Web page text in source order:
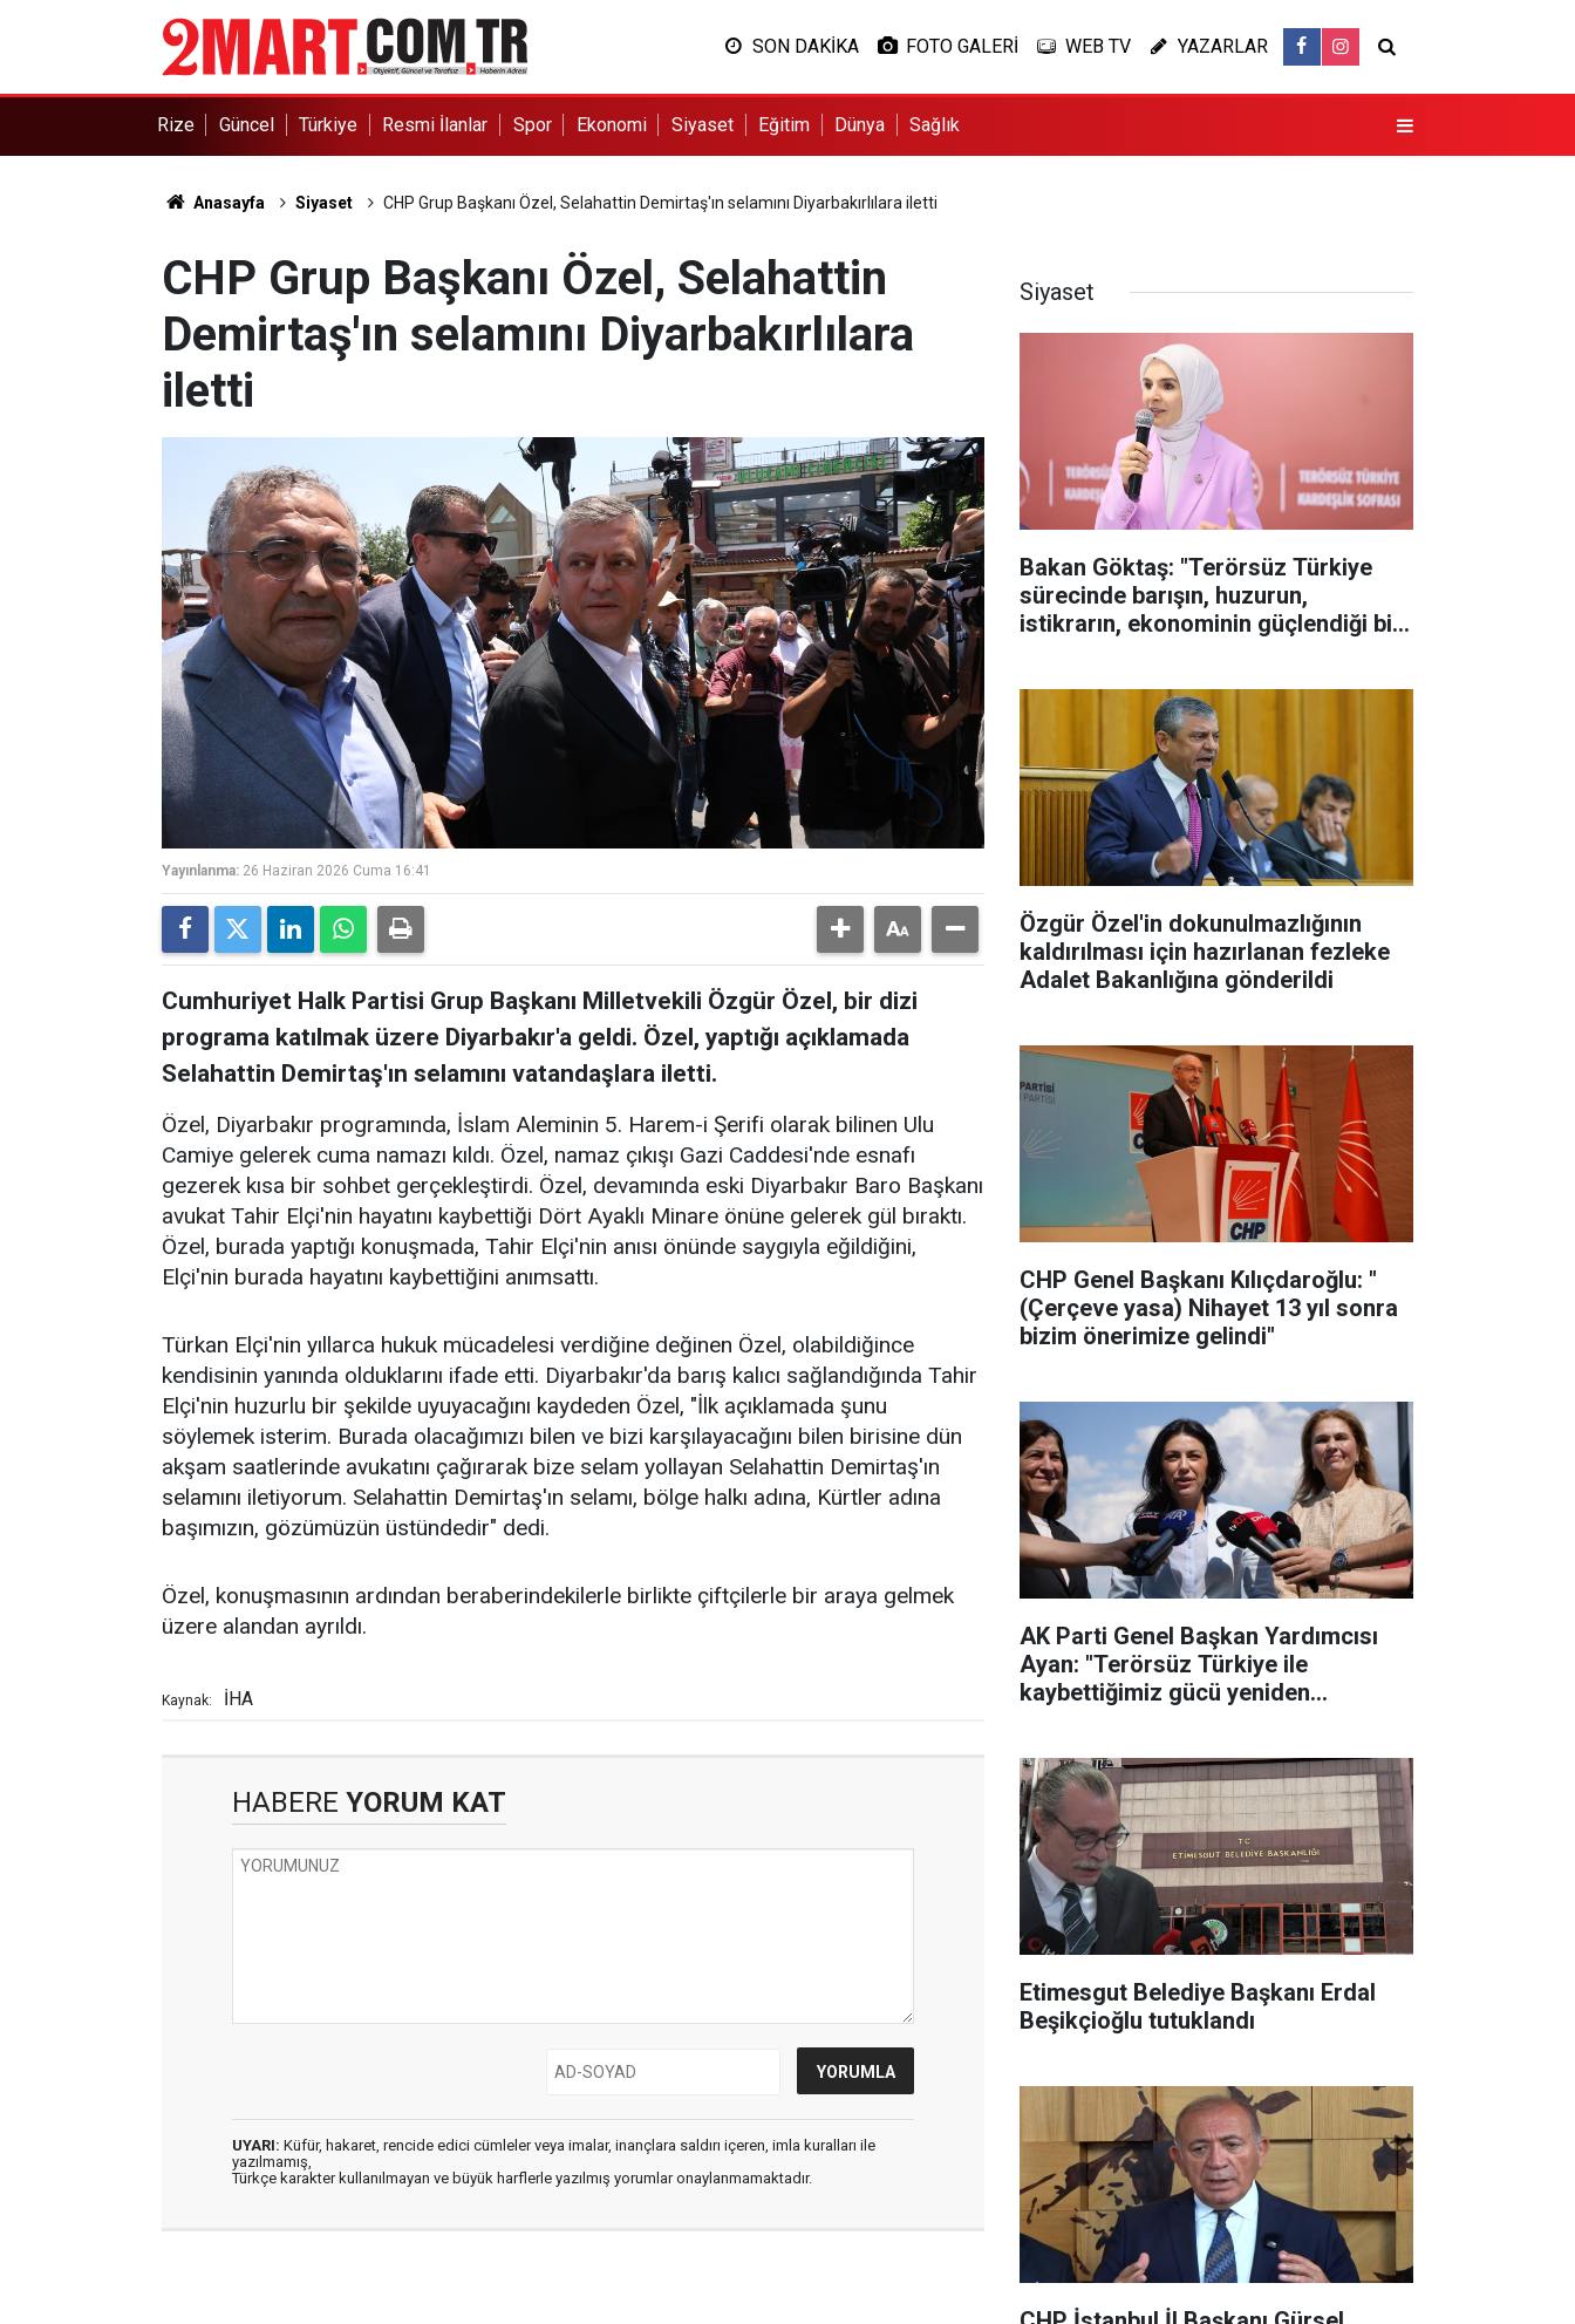
SON DAKİKA FOTO GALERİ WEB TV YAZARLAR
Rize Güncel Türkiye Resmi İlanlar Spor Ekonomi Siyaset Eğitim Dünya Sağlık
Anasayfa Siyaset CHP Grup Başkanı Özel, Selahattin Demirtaş'ın selamını Diyarbakırlılara iletti
CHP Grup Başkanı Özel, Selahattin
Demirtaş'ın selamını Diyarbakırlılara
iletti
Yayınlanma: 26 Haziran 2026 Cuma 16:41
Cumhuriyet Halk Partisi Grup Başkanı Milletvekili Özgür Özel, bir dizi
programa katılmak üzere Diyarbakır'a geldi. Özel, yaptığı açıklamada
Selahattin Demirtaş'ın selamını vatandaşlara iletti.
Özel, Diyarbakır programında, İslam Aleminin 5. Harem-i Şerifi olarak bilinen Ulu
Camiye gelerek cuma namazı kıldı. Özel, namaz çıkışı Gazi Caddesi'nde esnafı
gezerek kısa bir sohbet gerçekleştirdi. Özel, devamında eski Diyarbakır Baro Başkanı
avukat Tahir Elçi'nin hayatını kaybettiği Dört Ayaklı Minare önüne gelerek gül bıraktı.
Özel, burada yaptığı konuşmada, Tahir Elçi'nin anısı önünde saygıyla eğildiğini,
Elçi'nin burada hayatını kaybettiğini anımsattı.
Türkan Elçi'nin yıllarca hukuk mücadelesi verdiğine değinen Özel, olabildiğince
kendisinin yanında olduklarını ifade etti. Diyarbakır'da barış kalıcı sağlandığında Tahir
Elçi'nin huzurlu bir şekilde uyuyacağını kaydeden Özel, "İlk açıklamada şunu
söylemek isterim. Burada olacağımızı bilen ve bizi karşılayacağını bilen birisine dün
akşam saatlerinde avukatını çağırarak bize selam yollayan Selahattin Demirtaş'ın
selamını iletiyorum. Selahattin Demirtaş'ın selamı, bölge halkı adına, Kürtler adına
başımızın, gözümüzün üstündedir" dedi.
Özel, konuşmasının ardından beraberindekilerle birlikte çiftçilerle bir araya gelmek
üzere alandan ayrıldı.
Kaynak: İHA
HABERE YORUM KAT
UYARI: Küfür, hakaret, rencide edici cümleler veya imalar, inançlara saldırı içeren, imla kuralları ile
yazılmamış,
Türkçe karakter kullanılmayan ve büyük harflerle yazılmış yorumlar onaylanmamaktadır.
Siyaset
Bakan Göktaş: "Terörsüz Türkiye
sürecinde barışın, huzurun,
istikrarın, ekonominin güçlendiği bir
Özgür Özel'in dokunulmazlığının
kaldırılması için hazırlanan fezleke
Adalet Bakanlığına gönderildi
CHP Genel Başkanı Kılıçdaroğlu: "
(Çerçeve yasa) Nihayet 13 yıl sonra
bizim önerimize gelindi"
AK Parti Genel Başkan Yardımcısı
Ayan: "Terörsüz Türkiye ile
kaybettiğimiz gücü yeniden
Etimesgut Belediye Başkanı Erdal
Beşikçioğlu tutuklandı